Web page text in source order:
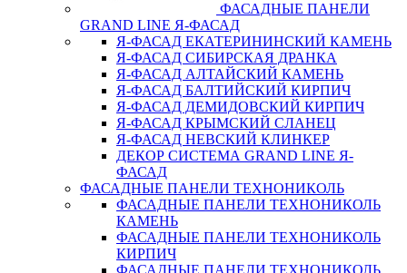
ФАСАДНЫЕ ПАНЕЛИ
GRAND LINE Я-ФАСАД
Я-ФАСАД ЕКАТЕРИНИНСКИЙ КАМЕНЬ
Я-ФАСАД СИБИРСКАЯ ДРАНКА
Я-ФАСАД АЛТАЙСКИЙ КАМЕНЬ
Я-ФАСАД БАЛТИЙСКИЙ КИРПИЧ
Я-ФАСАД ДЕМИДОВСКИЙ КИРПИЧ
Я-ФАСАД КРЫМСКИЙ СЛАНЕЦ
Я-ФАСАД НЕВСКИЙ КЛИНКЕР
ДЕКОР СИСТЕМА GRAND LINE Я-
ФАСАД
ФАСАДНЫЕ ПАНЕЛИ ТЕХНОНИКОЛЬ
ФАСАДНЫЕ ПАНЕЛИ ТЕХНОНИКОЛЬ
КАМЕНЬ
ФАСАДНЫЕ ПАНЕЛИ ТЕХНОНИКОЛЬ
КИРПИЧ
ФАСАДНЫЕ ПАНЕЛИ ТЕХНОНИКОЛЬ